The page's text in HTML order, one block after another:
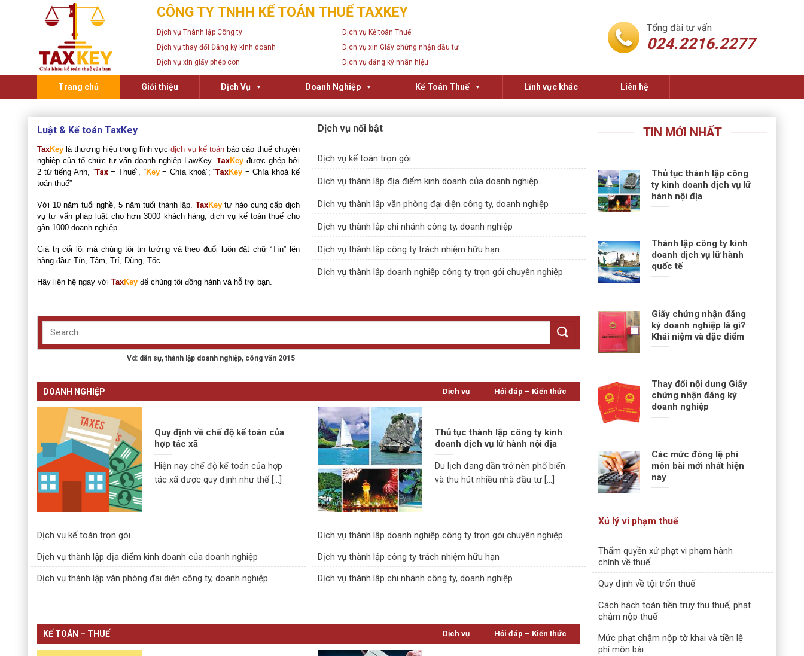
CÔNG TY TNHH KẾ TOÁN THUẾ TAXKEY
Dịch vụ Thành lập Công ty
Dịch vụ Kế toán Thuế
Dịch vụ thay đổi Đăng ký kinh doanh
Dịch vụ xin Giấy chứng nhận đầu tư
Dịch vụ xin giấy phép con
Dịch vụ đăng ký nhãn hiệu
Tổng đài tư vấn
024.2216.2277
Trang chủ Giới thiệu Dịch Vụ Doanh Nghiệp Kế Toán Thuế Lĩnh vực khác Liên hệ
Luật & Kế toán TaxKey
TaxKey là thương hiệu trong lĩnh vực dịch vụ kế toán báo cáo thuế chuyên
nghiệp của tổ chức tư vấn doanh nghiệp LawKey. TaxKey được ghép bởi
2 từ tiếng Anh, “Tax= Thuế”, “Key = Chìa khoá”; “TaxKey = Chìa khoá kế
toán thuế”
Với 10 năm tuổi nghề, 5 năm tuổi thành lập. TaxKey tự hào cung cấp dịch
vụ tư vấn pháp luật cho hơn 3000 khách hàng; dịch vụ kế toán thuế cho
gần 1000 doanh nghiệp.
Giá trị cối lõi mà chúng tôi tin tưởng và theo đuổi luôn đặt chữ “Tín” lên
hàng đầu: Tín, Tâm, Trí, Dũng, Tốc.
Hãy liên hệ ngay với TaxKey để chúng tôi đồng hành và hỗ trợ bạn.
Dịch vụ nổi bật
Dịch vụ kế toán trọn gói
Dịch vụ thành lập địa điểm kinh doanh của doanh nghiệp
Dịch vụ thành lập văn phòng đại diện công ty, doanh nghiệp
Dịch vụ thành lập chi nhánh công ty, doanh nghiệp
Dịch vụ thành lập công ty trách nhiệm hữu hạn
Dịch vụ thành lập doanh nghiệp công ty trọn gói chuyên nghiệp
Vd: dân sự, thành lập doanh nghiệp, công văn 2015
DOANH NGHIỆP Dịch vụ Hỏi đáp – Kiến thức
Quy định về chế độ kế toán của
hợp tác xã
Hiện nay chế độ kế toán của hợp
tác xã được quy định như thế [...]
Dịch vụ kế toán trọn gói
Dịch vụ thành lập địa điểm kinh doanh của doanh nghiệp
Dịch vụ thành lập văn phòng đại diện công ty, doanh nghiệp
Thủ tục thành lập công ty kinh
doanh dịch vụ lữ hành nội địa
Du lịch đang dần trở nên phổ biến
và thu hút nhiều nhà đầu tư [...]
Dịch vụ thành lập doanh nghiệp công ty trọn gói chuyên nghiệp
Dịch vụ thành lập công ty trách nhiệm hữu hạn
Dịch vụ thành lập chi nhánh công ty, doanh nghiệp
KẾ TOÁN – THUẾ Dịch vụ Hỏi đáp – Kiến thức
TIN MỚI NHẤT
Thủ tục thành lập công
ty kinh doanh dịch vụ lữ
hành nội địa
Thành lập công ty kinh
doanh dịch vụ lữ hành
quốc tế
Giấy chứng nhận đăng
ký doanh nghiệp là gì?
Khái niệm và đặc điểm
Thay đổi nội dung Giấy
chứng nhận đăng ký
doanh nghiệp
Các mức đóng lệ phí
môn bài mới nhất hiện
nay
Xủ lý vi phạm thuế
Thẩm quyền xử phạt vi phạm hành
chính về thuế
Quy định về tội trốn thuế
Cách hạch toán tiền truy thu thuế, phạt
chậm nộp thuế
Mức phạt chậm nộp tờ khai và tiền lệ
phí môn bài